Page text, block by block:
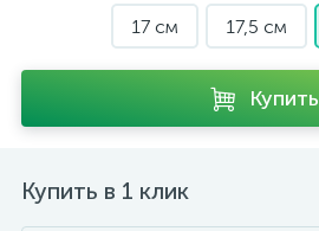
17 см
17,5 см
Купить
Купить в 1 клик